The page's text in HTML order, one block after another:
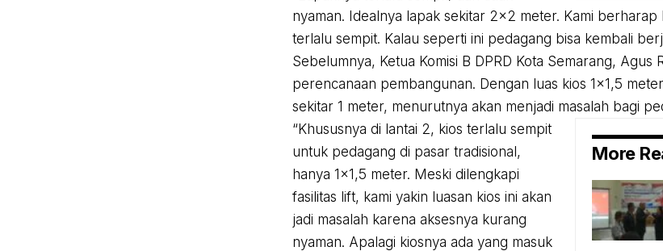
nyaman. Idealnya lapak sekitar 2×2 meter. Kami berharap
terlalu sempit. Kalau seperti ini pedagang bisa kembali
Sebelumnya, Ketua Komisi B DPRD Kota Semarang, Agus
perencanaan pembangunan. Dengan luas kios 1×1,5
sekitar 1 meter, menurutnya akan menjadi masalah bagi
More
“Khususnya di lantai 2, kios terlalu sempit
untuk pedagang di pasar tradisional,
hanya 1×1,5 meter. Meski dilengkapi
fasilitas lift, kami yakin luasan kios ini akan
jadi masalah karena aksesnya kurang
nyaman. Apalagi kiosnya ada yang masuk